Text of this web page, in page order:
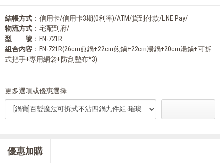
結帳方式 ：信用卡/信用卡3期(0利率)/ATM/貨到付款/LINE Pay/
物流方式 ：宅配到府/
型 號 ：FN-721R
組合內容 ：FN-721R(26cm煎鍋+22cm煎鍋+22cm湯鍋+20cm湯鍋+可拆
式把手+專用網袋+防刮墊布*3)
更多選項或優惠選擇
優惠加購